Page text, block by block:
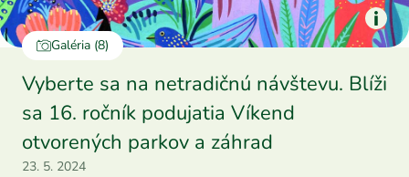
Galéria (8)
Vyberte sa na netradičnú návštevu. Blíži
sa 16. ročník podujatia Víkend
otvorených parkov a záhrad
23. 5. 2024